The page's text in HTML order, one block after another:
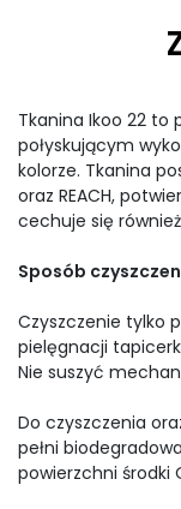
Tkanina Ikoo 22 to
połyskującym
kolorze. Tkanina
oraz REACH,
cechuje się
Sposób
Czyszczenie tylko
pielęgnacji
Nie suszyć
Do czyszczenia
pełni
powierzchni środki